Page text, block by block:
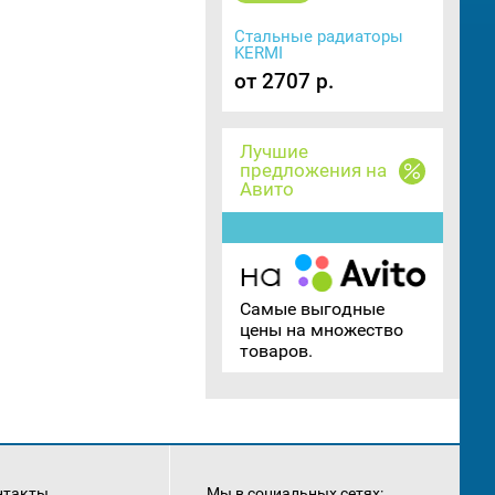
Стальные радиаторы
KERMI
от 2707 р.
Лучшие
предложения на
Авито
Самые выгодные
цены на множество
товаров.